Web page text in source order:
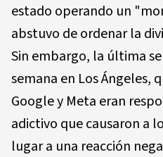
estado operando un
abstuvo de ordenar la
Sin embargo, la última
semana en Los Ángeles,
Google y Meta eran
adictivo que causaron a
lugar a una reacción